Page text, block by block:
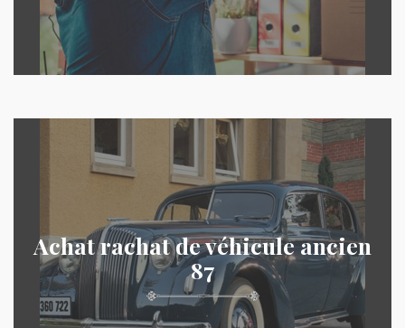
Achat rachat de véhicule ancien
87